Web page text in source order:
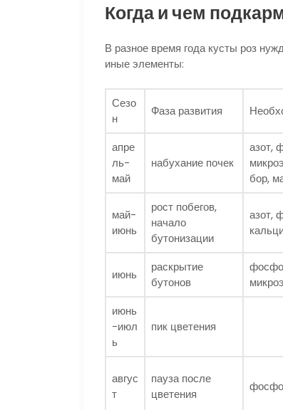
Когда и чем
В разное время года кусты роз
иные элементы:
Сезо
н
Фаза развития
апре
ль-
май
набухание почек
азот,
бор,
май-
июнь
рост побегов,
начало
бутонизации
азот,
июнь
раскрытие
бутонов
июнь
-июл
ь
пик цветения
авгус
т
пауза после
цветения